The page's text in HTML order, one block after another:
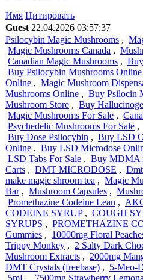
Имя Цитировать
Guest 22.04.2026 03:57:37
Psilocybin Magic Mushrooms ,
Magic Mushrooms Canada ,
Canadian Magic Mushrooms ,
Buy Psilocybin Mushrooms Online
Online , Magic Mushroom
Mushrooms Online , Buy Psilocin
Mushroom Store , Buy
Magic Mushrooms For Sale ,
Psychedelic Mushrooms For Sale ,
Buy Dose Psilocybin , Buy LSD
Online , Buy LSD Microdose
LSD Tabs For Sale , Buy MDMA
Carts , DMT MICRODOSE ,
make magic shroom tea , Magic
Bar, Mushroom Capsules ,
Promethazine Codeine Lean ,
CODEINE SYRUP, COUGH
SYRUPS , PROMETHAZINE
Gummies , 10000mg Floral
Trippy Monkey , 2 Salty Dark
Mushroom Extracts , 2000mg
DMT Crystals (freebase) , 5-Meo-